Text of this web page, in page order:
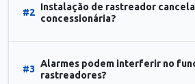
#2
Instalação de rastreador
concessionária?
#3
Alarmes podem interferir no
rastreadores?